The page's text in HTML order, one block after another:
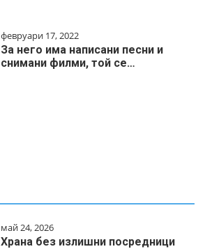
февруари 17, 2022
За него има написани песни и
снимани филми, той се…
май 24, 2026
Храна без излишни посредници